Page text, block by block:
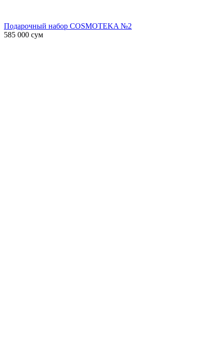
Подарочный набор COSMOTEKA №2
585 000 сум